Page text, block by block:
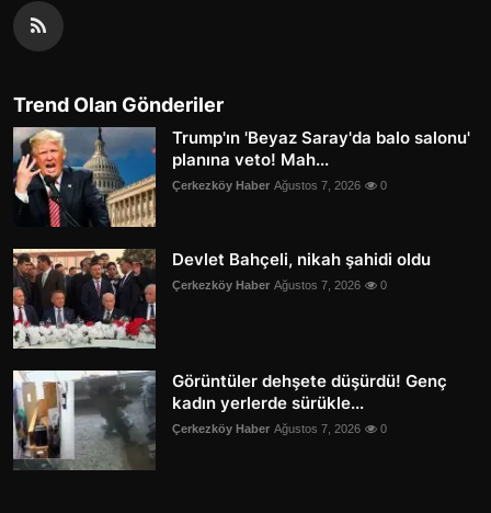
Trend Olan Gönderiler
Trump'ın 'Beyaz Saray'da balo salonu'
planına veto! Mah...
Çerkezköy Haber Ağustos 7, 2026 0
Devlet Bahçeli, nikah şahidi oldu
Çerkezköy Haber Ağustos 7, 2026 0
Görüntüler dehşete düşürdü! Genç
kadın yerlerde sürükle...
Çerkezköy Haber Ağustos 7, 2026 0